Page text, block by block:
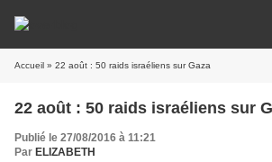
Accueil » 22 août : 50 raids israéliens sur Gaza
22 août : 50 raids israéliens sur
Publié le 27/08/2016 à 11:21
Par ELIZABETH